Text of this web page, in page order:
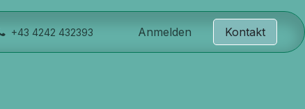
+43 4242 432393 Anmelden Kontakt